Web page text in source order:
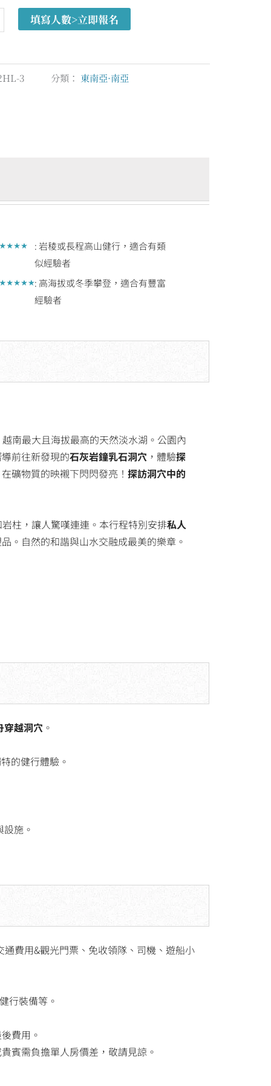
填寫人數>立即報名
3 分類： 東南亞·南亞
: 岩稜或長程高山健行，適合有類
似經驗者
: 高海拔或冬季攀登，適合有豐富
經驗者
南最大且海拔最高的天然淡水湖。公園內
前往新發現的石灰岩鐘乳石洞穴 ，體驗探
礦物質的映襯下閃閃發亮！ 探訪洞穴中的
柱，讓人驚嘆連連。本行程特別安排私人
。自然的和諧與山水交融成最美的樂章。
穿越洞穴 。
的健行體驗。
施。
費用&觀光門票、免收領隊、司機、遊船小
行裝備等。
費用。
賓需負擔單人房價差，敬請見諒。